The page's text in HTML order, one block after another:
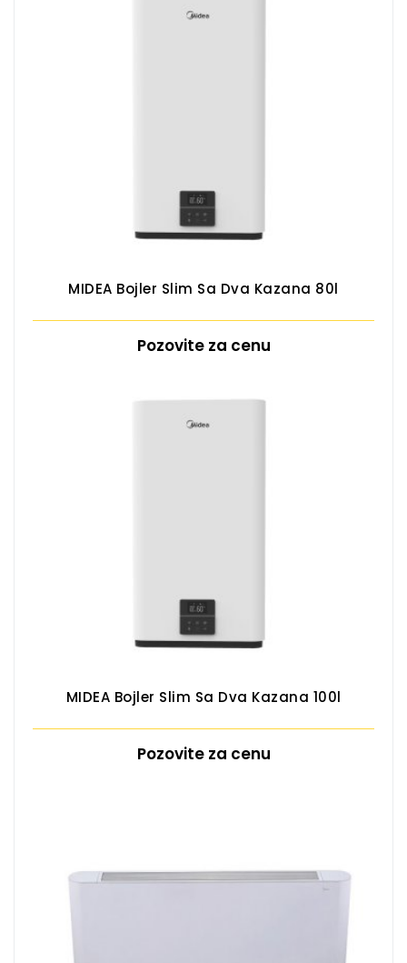
MIDEA Bojler Slim Sa Dva Kazana 80l
Pozovite za cenu
MIDEA Bojler Slim Sa Dva Kazana 100l
Pozovite za cenu